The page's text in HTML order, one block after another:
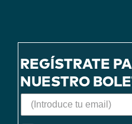
REGÍSTRATE
NUESTRO